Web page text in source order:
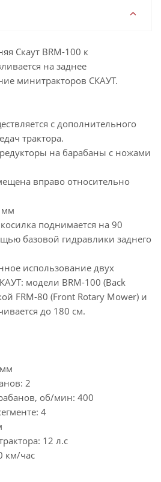
Скаут BRM-100 к
на заднее
минитракторов СКАУТ.
с дополнительного
трактора.
на барабаны с ножами
вправо относительно
мм
поднимается на 90
базовой гидравлики заднего
использование двух
модели BRM-100 (Back
FRM-80 (Front Rotary Mower) и
до 180 см.
2
об/мин: 400
4
12 л.с
км/час